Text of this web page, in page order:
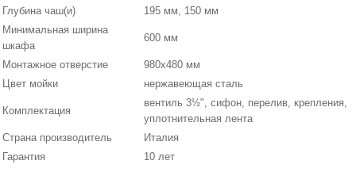
Глубина чаш(и)
195 мм, 150 мм
Минимальная ширина
шкафа
600 мм
Монтажное отверстие
980х480 мм
Цвет мойки
нержавеющая сталь
Комплектация
вентиль 3½", сифон, перелив, крепления,
уплотнительная лента
Страна производитель
Италия
Гарантия
10 лет